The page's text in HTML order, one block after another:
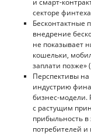
секторе
Бесконтактные
внедрение
не показывает
кошельки,
заплати позже»
Перспективы
индустрию
бизнес-модели.
с растущим
прибыльность в
потребителей